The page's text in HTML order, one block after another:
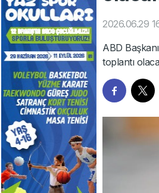
2026.06.29
ABD
toplantı